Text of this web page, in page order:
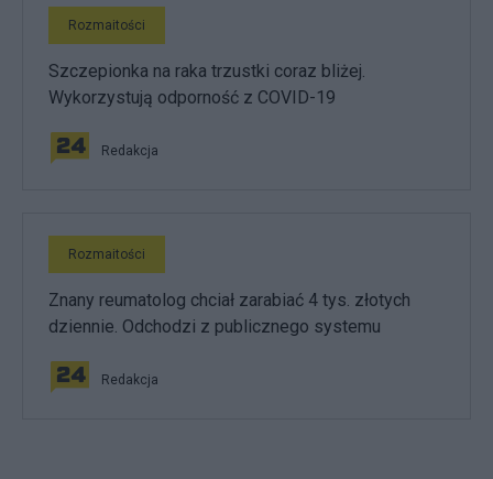
Rozmaitości
Szczepionka na raka trzustki coraz bliżej.
Wykorzystują odporność z COVID-19
Redakcja
Rozmaitości
Znany reumatolog chciał zarabiać 4 tys. złotych
dziennie. Odchodzi z publicznego systemu
Redakcja